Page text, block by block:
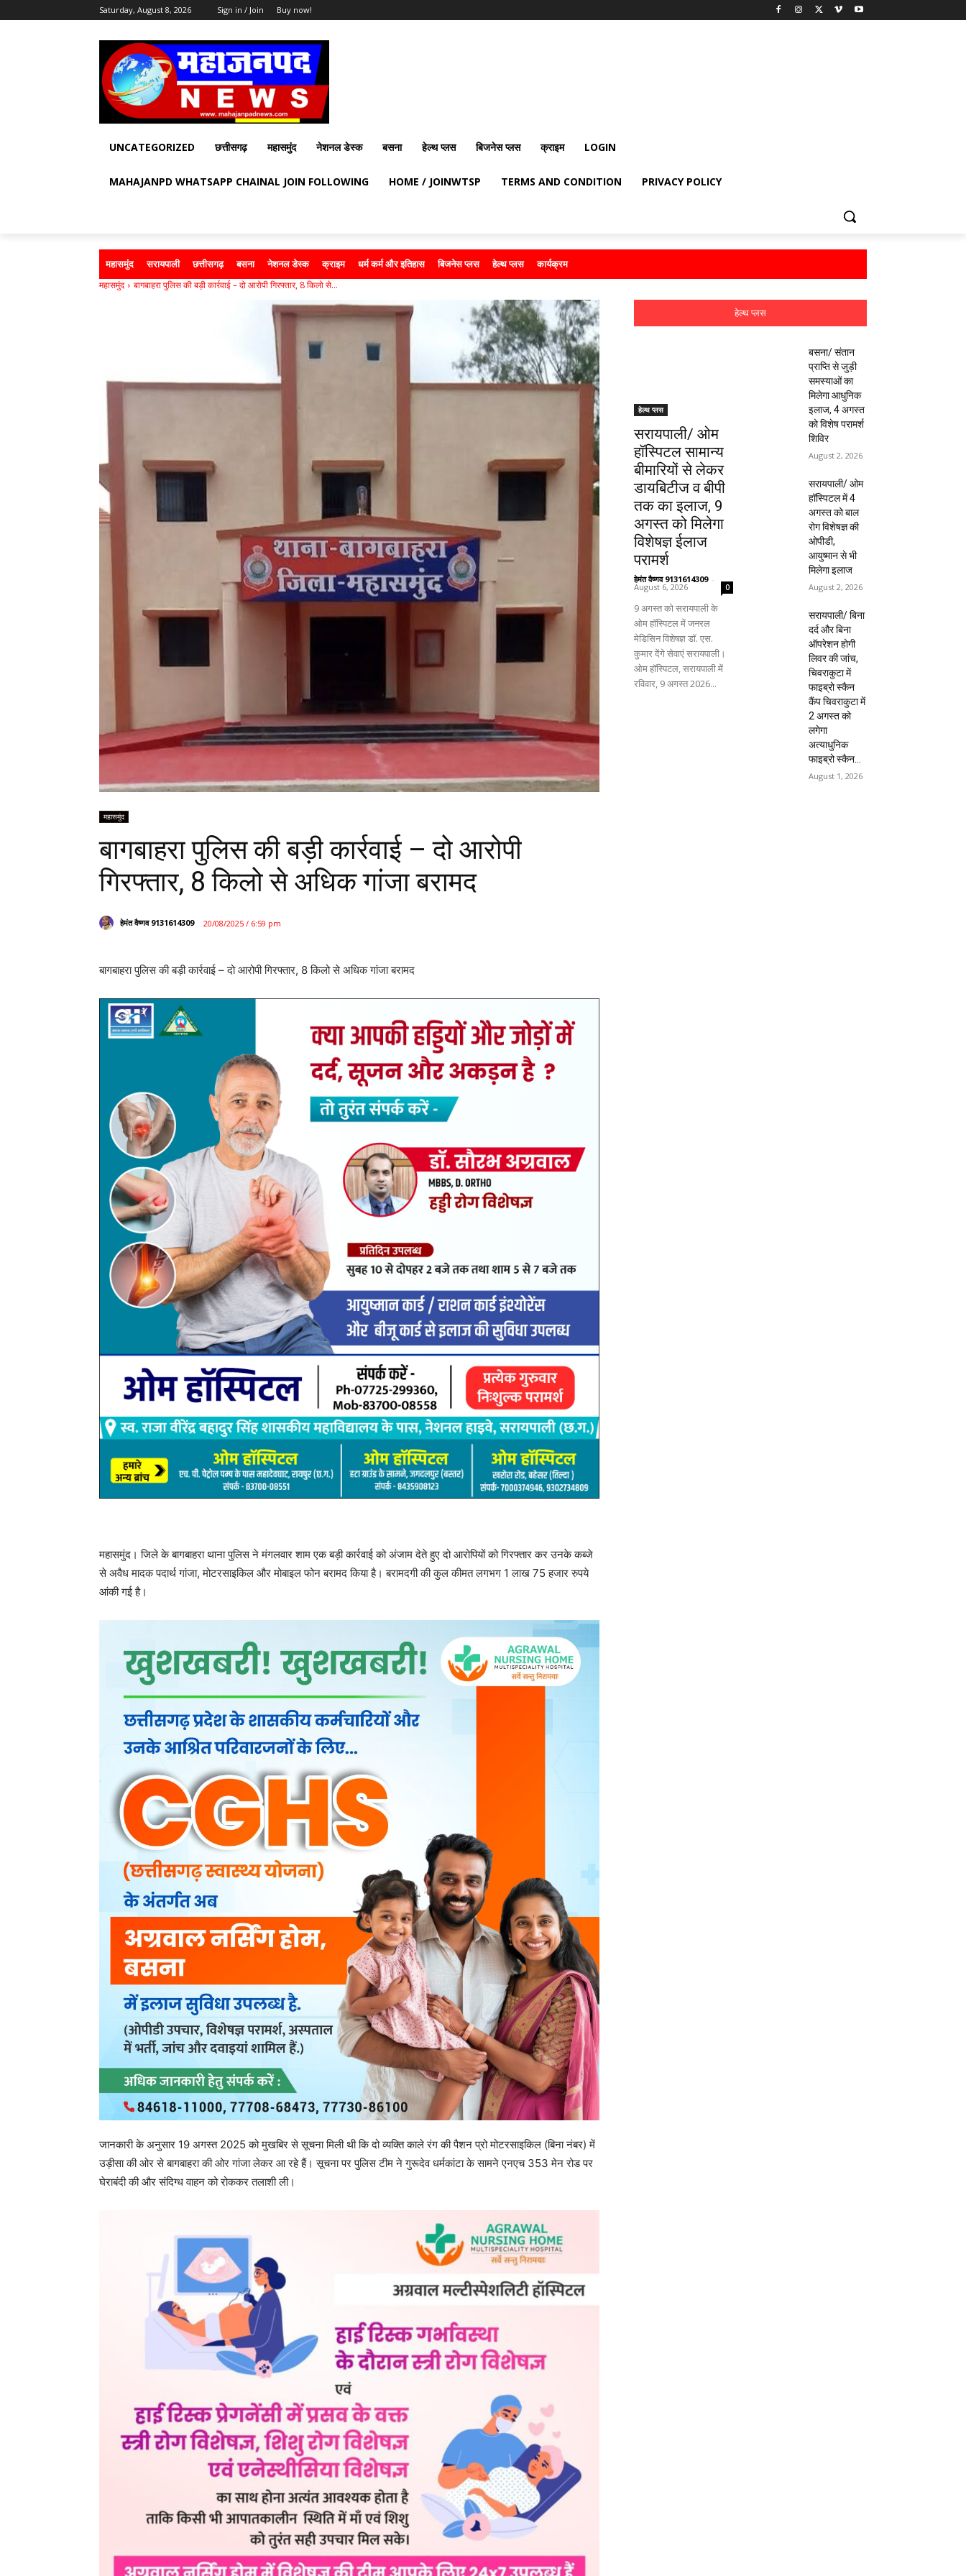
Saturday, August 8, 2026 Sign in / Join Buy now!
UNCATEGORIZED छत्तीसगढ़ महासमुंद नेशनल डेस्क बसना हेल्थ प्लस बिजनेस प्लस क्राइम LOGIN
MAHAJANPD WHATSAPP CHAINAL JOIN FOLLOWING HOME / JOINWTSP TERMS AND CONDITION PRIVACY POLICY
महासमुंद सरायपाली छत्तीसगढ़ बसना नेशनल डेस्क क्राइम धर्म कर्म और इतिहास बिजनेस प्लस हेल्थ प्लस कार्यक्रम
महासमुंद बागबाहरा पुलिस की बड़ी कार्रवाई – दो आरोपी गिरफ्तार, 8 किलो से...
महासमुंद
बागबाहरा पुलिस की बड़ी कार्रवाई – दो आरोपी
गिरफ्तार, 8 किलो से अधिक गांजा बरामद
हेमंत वैष्णव 9131614309 20/08/2025 / 6:59 pm
बागबाहरा पुलिस की बड़ी कार्रवाई – दो आरोपी गिरफ्तार, 8 किलो से अधिक गांजा बरामद
महासमुंद। जिले के बागबाहरा थाना पुलिस ने मंगलवार शाम एक बड़ी कार्रवाई को अंजाम देते हुए दो आरोपियों को गिरफ्तार कर उनके कब्जे
से अवैध मादक पदार्थ गांजा, मोटरसाइकिल और मोबाइल फोन बरामद किया है। बरामदगी की कुल कीमत लगभग 1 लाख 75 हजार रुपये
आंकी गई है।
जानकारी के अनुसार 19 अगस्त 2025 को मुखबिर से सूचना मिली थी कि दो व्यक्ति काले रंग की पैशन प्रो मोटरसाइकिल (बिना नंबर) में
उड़ीसा की ओर से बागबाहरा की ओर गांजा लेकर आ रहे हैं। सूचना पर पुलिस टीम ने गुरूदेव धर्मकांटा के सामने एनएच 353 मेन रोड पर
घेराबंदी की और संदिग्ध वाहन को रोककर तलाशी ली।
गिरफ्तार आरोपी
1. संजय अहाके, पिता सुखदेव अहाके, उम्र 34 वर्ष, निवासी ग्राम रानीखेड़ा, थाना चिचोली, जिला बैतूल (म.प्र.)
2. परसराम पंद्राम, पिता स्व. फगना पंद्राम, उम्र 56 वर्ष, निवासी ग्राम रानीखेड़ा, थाना चिचोली, जिला बैतूल (म.प्र.)
बरामद मशरूका
01 नग काला रंग पैशन प्रो मोटरसाइकिल (बिना नंबर), अनुमानित कीमत ₹50,000/-
01 सीलबंद सफेद बोरी में रखा 8 किलो 100 ग्राम अवैध गांजा, कीमत लगभग ₹1,20,000/-
01 मोबाइल फोन (Vivo कंपनी का), कीमत ₹5,000/-
पुलिस ने मौके पर गवाहों की मौजूदगी में गांजे का वजन कराया और जप्ती की कार्रवाई की। साथ ही धारा 50 और 67(ख) एनडीपीएस एक्ट
के तहत आवश्यक नोटिस तामील किया गया।
थाना बागबाहरा में पदस्थ सहायक उपनिरीक्षक अखिल साहू के नेतृत्व में कार्रवाई की गई। मौके पर पूरी कार्यवाही की वीडियोग्राफी भी कराई
गई। दोनों आरोपियों के खिलाफ थाना बागबाहरा में अपराध क्रमांक 185/2025 दर्ज कर उन्हें न्यायालय में पेश किया गया।
आरोपियों के खिलाफ धारा 20(ख) एनडीपीएस एक्ट तथा धारा 3(5) भारतीय न्याय संहिता (बीएनएस) के तहत मामला पंजीबद्ध कर आगे की
हेल्थ प्लस
हेल्थ प्लस
सरायपाली/ ओम
हॉस्पिटल सामान्य
बीमारियों से लेकर
डायबिटीज व बीपी
तक का इलाज, 9
अगस्त को मिलेगा
विशेषज्ञ ईलाज
परामर्श
हेमंत वैष्णव 9131614309 -
August 6, 2026 0
9 अगस्त को सरायपाली के
ओम हॉस्पिटल में जनरल
मेडिसिन विशेषज्ञ डॉ. एस.
कुमार देंगे सेवाएं सरायपाली।
ओम हॉस्पिटल, सरायपाली में
रविवार, 9 अगस्त 2026...
बसना/ संतान
प्राप्ति से जुड़ी
समस्याओं का
मिलेगा आधुनिक
इलाज, 4 अगस्त
को विशेष परामर्श
शिविर
August 2, 2026
सरायपाली/ ओम
हॉस्पिटल में 4
अगस्त को बाल
रोग विशेषज्ञ की
ओपीडी,
आयुष्मान से भी
मिलेगा इलाज
August 2, 2026
सरायपाली/ बिना
दर्द और बिना
ऑपरेशन होगी
लिवर की जांच,
चिवराकुटा में
फाइब्रो स्कैन
कैंप चिवराकुटा में
2 अगस्त को
लगेगा
अत्याधुनिक
फाइब्रो स्कैन...
August 1, 2026